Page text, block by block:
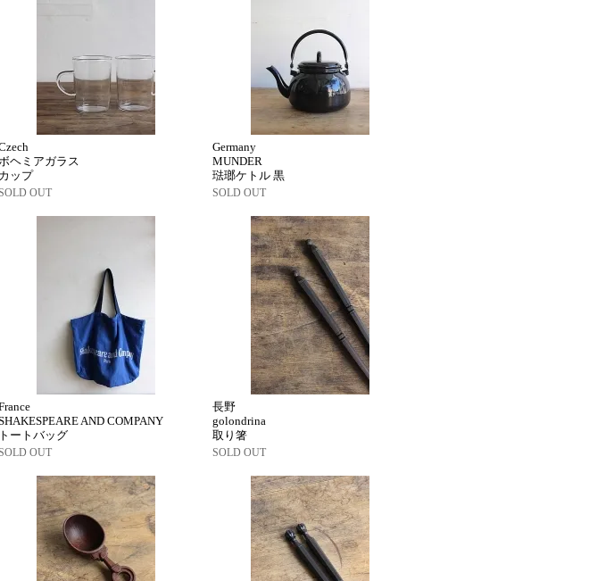
ヘミアガラス
カップ
OUT
Germany
MUNDER
琺瑯ケトル 黒
SOLD OUT
AND COMPANY
トートバッグ
OUT
長野
golondrina
取り箸
SOLD OUT